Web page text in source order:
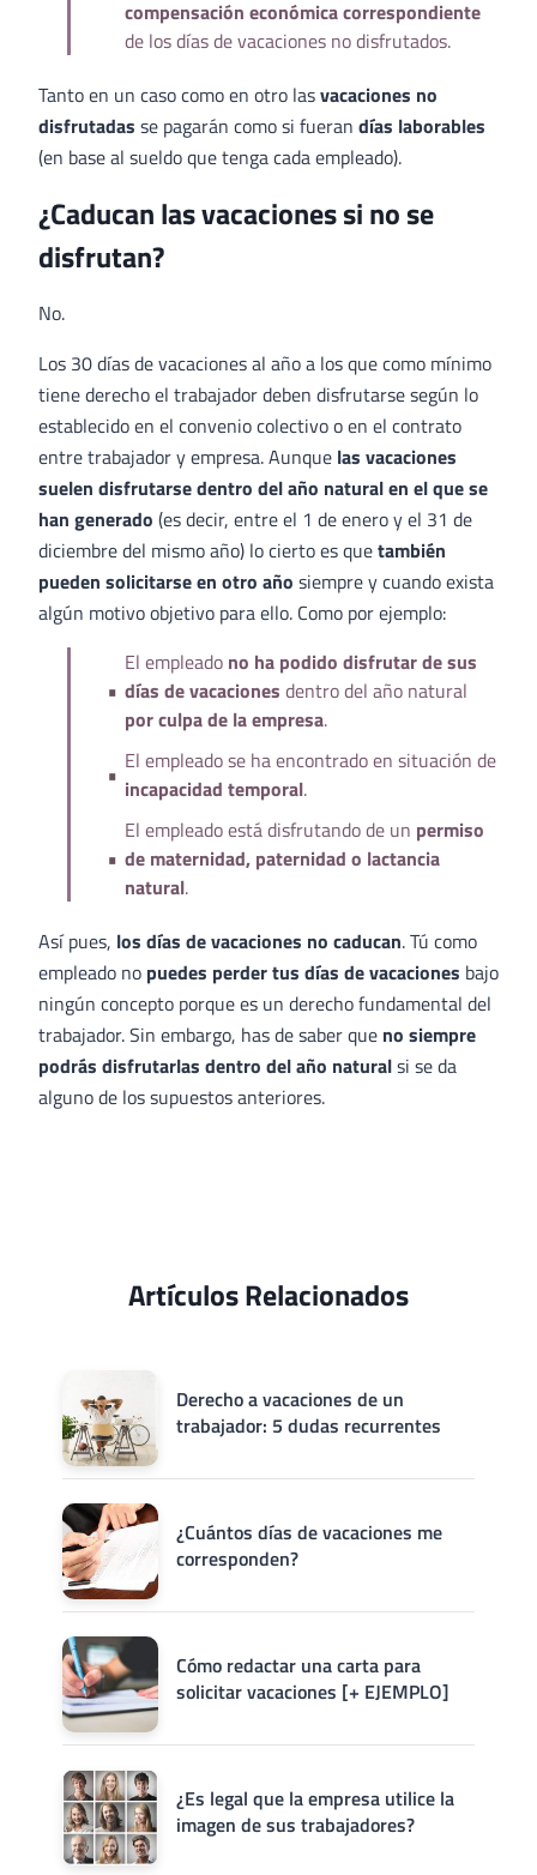
compensación económica correspondiente
de los días de vacaciones no disfrutados.
Tanto en un caso como en otro lasvacaciones no
disfrutadas se pagarán como si fueran días laborables
(en base al sueldo que tenga cada empleado).
¿Caducan las vacaciones si no se
disfrutan?
No.
Los 30 días de vacaciones al año a los que como mínimo
tiene derecho el trabajador deben disfrutarse según lo
establecido en el convenio colectivo o en el contrato
entre trabajador y empresa. Aunque las vacaciones
suelen disfrutarse dentro del año natural en el que se
han generado (es decir, entre el 1 de enero y el 31 de
diciembre del mismo año) lo cierto es quetambién
pueden solicitarse en otro año siempre y cuando exista
algún motivo objetivo para ello. Como por ejemplo:
El empleado no ha podido disfrutar de sus
días de vacaciones dentro del año natural
por culpa de la empresa.
El empleado se ha encontrado en situación de
incapacidad temporal.
El empleado está disfrutando de un permiso
de maternidad, paternidad o lactancia
natural.
Así pues, los días de vacaciones no caducan. Tú como
empleado no puedes perder tus días de vacaciones bajo
ningún concepto porque es un derecho fundamental del
trabajador. Sin embargo, has de saber que no siempre
podrás disfrutarlas dentro del año naturalsi se da
alguno de los supuestos anteriores.
Artículos Relacionados
Derecho a vacaciones de un
trabajador: 5 dudas recurrentes
¿Cuántos días de vacaciones me
corresponden?
Cómo redactar una carta para
solicitar vacaciones [+ EJEMPLO]
¿Es legal que la empresa utilice la
imagen de sus trabajadores?